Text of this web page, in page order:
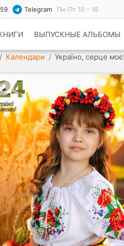
Telegram Пн-Пт 10 - 18
ВЫПУСКНЫЕ АЛЬБОМЫ
Календари Україно, серце моє!